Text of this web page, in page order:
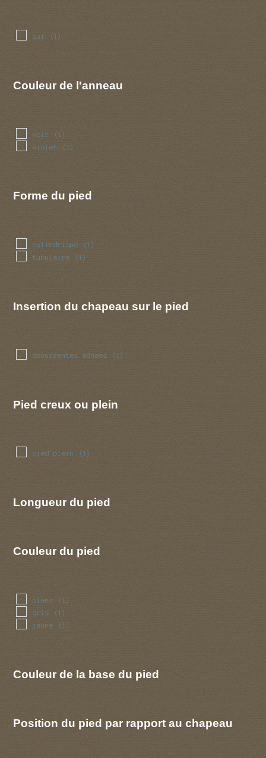
oui (1)
Couleur de l'anneau
noir (1)
violet (1)
Forme du pied
cylindrique (1)
tubulaire (1)
Insertion du chapeau sur le pied
decurrentes adnees (1)
Pied creux ou plein
pied plein (1)
Longueur du pied
Couleur du pied
blanc (1)
gris (1)
jaune (1)
Couleur de la base du pied
Position du pied par rapport au chapeau